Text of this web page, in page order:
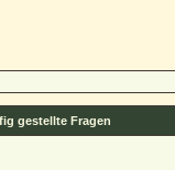
gestellte Fragen